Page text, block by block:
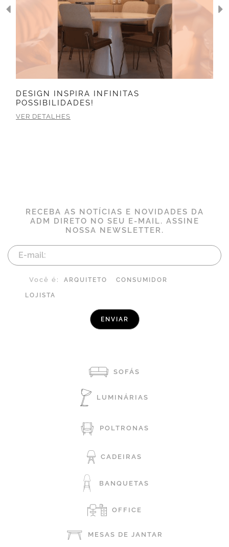
DESIGN INSPIRA INFINITAS
POSSIBILIDADES!
VER DETALHES
RECEBA AS NOTÍCIAS E NOVIDADES DA
ADM DIRETO NO SEU E-MAIL. ASSINE
NOSSA NEWSLETTER.
Você é: ARQUITETO CONSUMIDOR
LOJISTA
SOFÁS
LUMINÁRIAS
POLTRONAS
CADEIRAS
BANQUETAS
OFFICE
MESAS DE JANTAR